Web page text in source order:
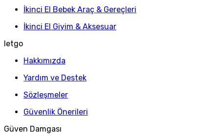
İkinci El Bebek Araç & Gereçleri
İkinci El Giyim & Aksesuar
letgo
Hakkımızda
Yardım ve Destek
Sözleşmeler
Güvenlik Önerileri
Güven Damgası